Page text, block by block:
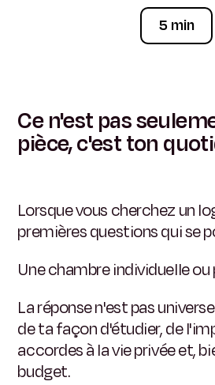
5 min
Ce n'est pas
pièce, c'est ton
Lorsque vous cherchez un
premières questions qui se
Une chambre individuelle
La réponse n'est pas
de ta façon d'étudier, de
accordes à la vie privée et,
budget.